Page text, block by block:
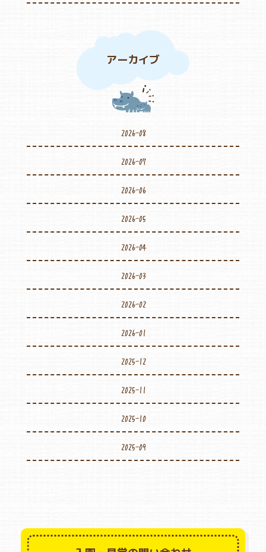
アーカイブ
2026-08
2026-07
2026-06
2026-05
2026-04
2026-03
2026-02
2026-01
2025-12
2025-11
2025-10
2025-09